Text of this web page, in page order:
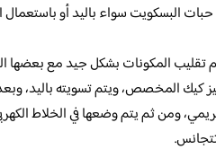
حبات البسكويت سواء باليد أو
تقليب المكونات بشكل جيد مع
كيك المخصص، ويتم تسويته باليد،
ومن ثم يتم وضعها في الخلاط